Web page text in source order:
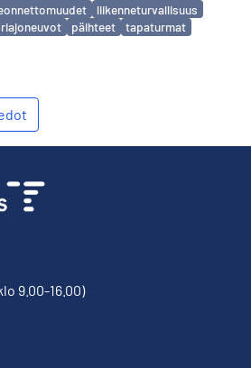
liikenneturvallisuus
päihteet
tapaturmat
9.00-16.00)